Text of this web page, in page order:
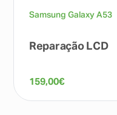
Samsung Galaxy A53
Reparação LCD
159,00€